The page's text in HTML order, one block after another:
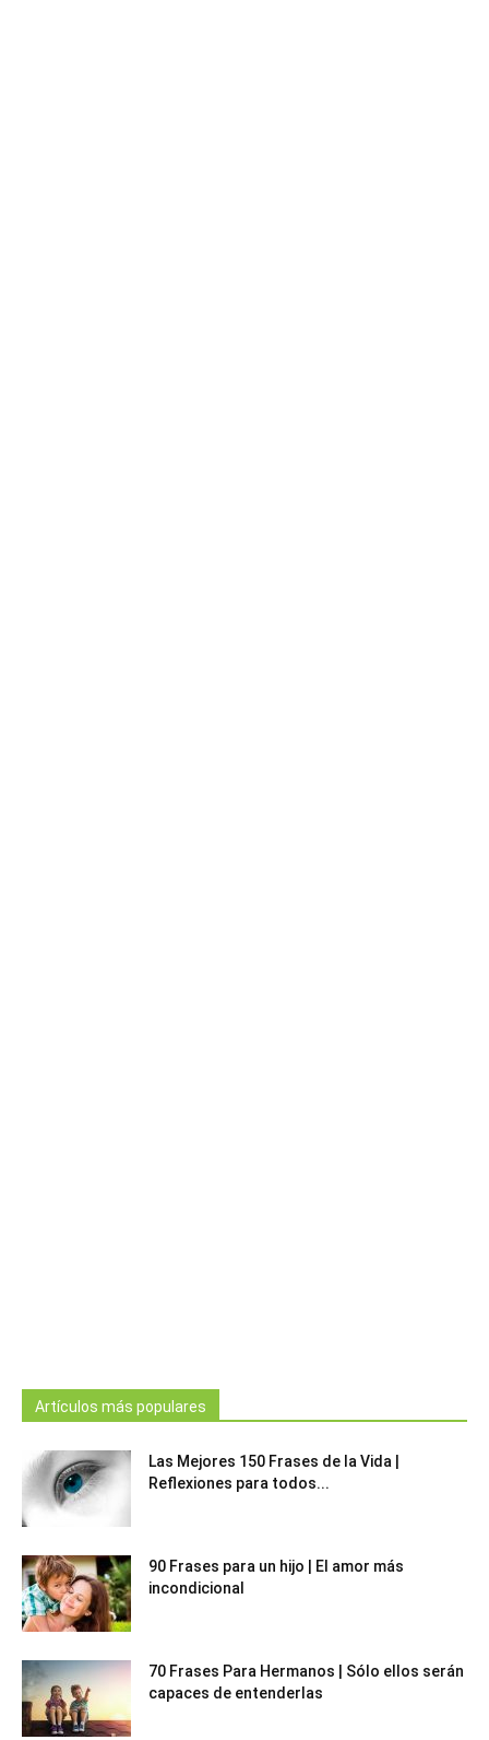
Artículos más populares
Las Mejores 150 Frases de la Vida |
Reflexiones para todos...
90 Frases para un hijo | El amor más
incondicional
70 Frases Para Hermanos | Sólo ellos serán
capaces de entenderlas